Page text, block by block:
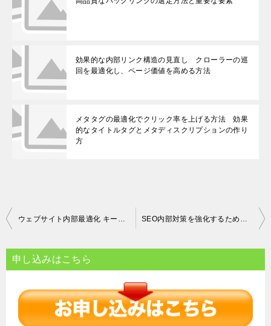
効果的な内部リンク構造の見直し クローラーの巡
回を最適化し、ページ価値を高める方法
メタタグの最適化でクリック率を上げる方法 効果
的なタイトルタグとメタディスクリプションの作り
方
投
ナ
ウェブサイト内部最適化 キーワード選定と成功測定によるSEO戦略 SEO内部対策を強化するための効果的なコンテンツ制作と管理方法
申し込みはこちら